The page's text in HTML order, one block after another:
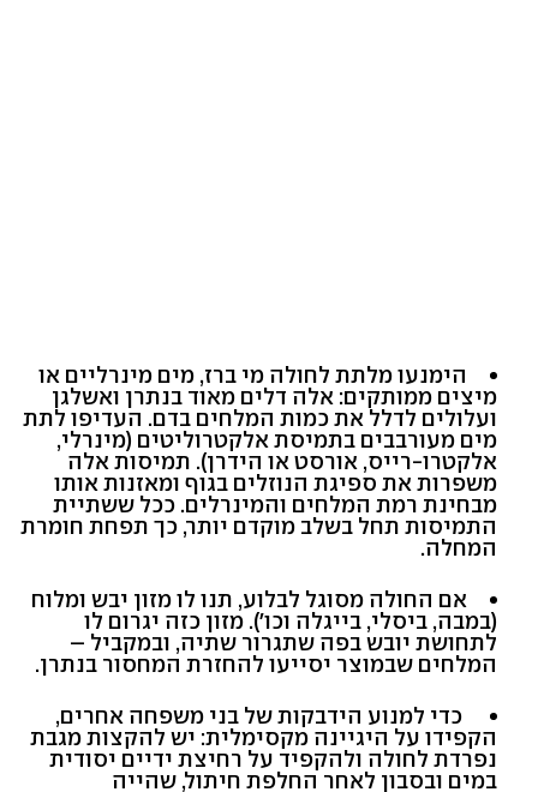
הימנעו מלתת לחולה מי ברז, מים מינרליים או
מיצים ממותקים: אלה דלים מאוד בנתרן ואשלגן
ועלולים לדלל את כמות המלחים בדם. העדיפו לתת
מים מעורבבים בתמיסת אלקטרוליטים (מינרלי,
אלקטרו-רייס, אורסט או הידרן). תמיסות אלה
משפרות את ספיגת הנוזלים בגוף ומאזנות אותו
מבחינת רמת המלחים והמינרלים. ככל ששתיית
התמיסות תחל בשלב מוקדם יותר, כך תפחת חומרת
המחלה.
אם החולה מסוגל לבלוע, תנו לו מזון יבש ומלוח
(במבה, ביסלי, בייגלה וכו'). מזון כזה יגרום לו
לתחושת יובש בפה שתגרור שתיה, ובמקביל –
המלחים שבמוצר יסייעו להחזרת המחסור בנתרן.
כדי למנוע הידבקות של בני משפחה אחרים,
הקפידו על היגיינה מקסימלית: יש להקצות מגבת
נפרדת לחולה ולהקפיד על רחיצת ידיים יסודית
במים ובסבון לאחר החלפת חיתול, שהייה